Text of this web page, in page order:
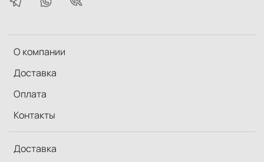
О компании
Доставка
Оплата
Контакты
Доставка